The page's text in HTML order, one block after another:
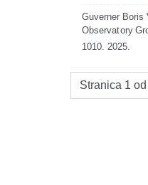
Guverner Boris
Observatory
1010. 2025.
Stranica 1